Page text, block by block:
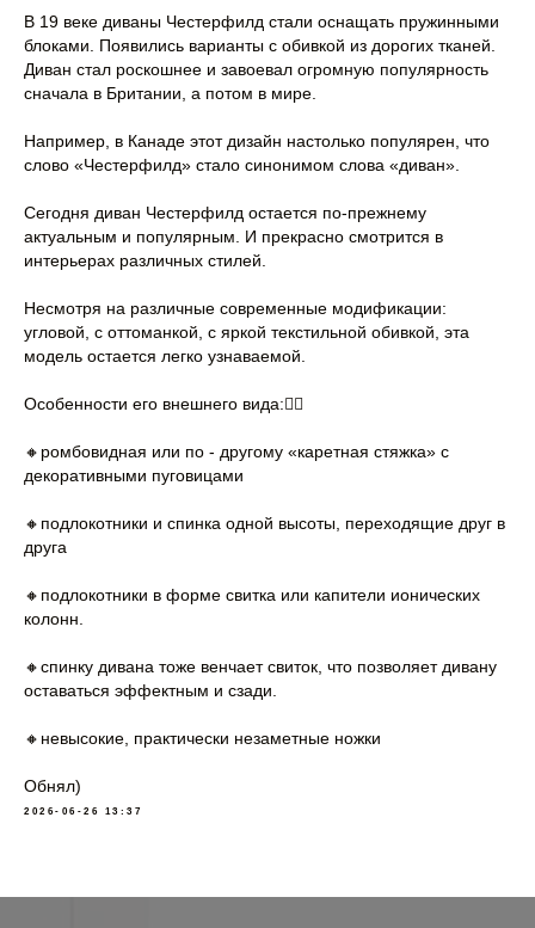
В 19 веке диваны Честерфилд стали оснащать пружинными
блоками. Появились варианты с обивкой из дорогих тканей.
Диван стал роскошнее и завоевал огромную популярность
сначала в Британии, а потом в мире.
Например, в Канаде этот дизайн настолько популярен, что
слово «Честерфилд» стало синонимом слова «диван».
Сегодня диван Честерфилд остается по-прежнему
актуальным и популярным. И прекрасно смотрится в
интерьерах различных стилей.
Несмотря на различные современные модификации:
угловой, с оттоманкой, с яркой текстильной обивкой, эта
модель остается легко узнаваемой.
Особенности его внешнего вида:👇🏻
🔸ромбовидная или по - другому «каретная стяжка» с
декоративными пуговицами
🔸подлокотники и спинка одной высоты, переходящие друг в
друга
🔸подлокотники в форме свитка или капители ионических
колонн.
🔸спинку дивана тоже венчает свиток, что позволяет дивану
оставаться эффектным и сзади.
🔸невысокие, практически незаметные ножки
Обнял)
2026-06-26 13:37